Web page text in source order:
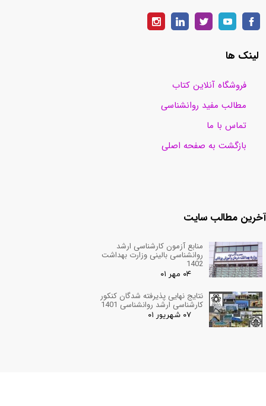
لینک ها
فروشگاه آنلاین کتاب
مطالب مفید روانشناسی
تماس با ما
بازگشت به صفحه اصلی
آخرین مطالب سایت
منابع آزمون کارشناسی ارشد
روانشناسی بالینی وزارت بهداشت
1402
۰۴ مهر ۰۱
نتایج نهایی پذیرفته شدگان کنکور
کارشناسی ارشد روانشناسی 1401
۰۷ شهریور ۰۱